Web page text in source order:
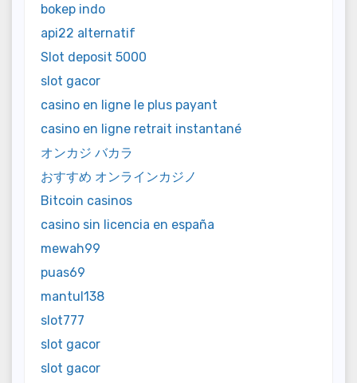
bokep indo
api22 alternatif
Slot deposit 5000
slot gacor
casino en ligne le plus payant
casino en ligne retrait instantané
オンカジ バカラ
おすすめ オンラインカジノ
Bitcoin casinos
casino sin licencia en españa
mewah99
puas69
mantul138
slot777
slot gacor
slot gacor